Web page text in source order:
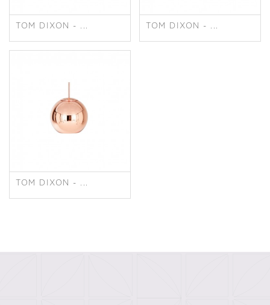
TOM DIXON - ... TOM DIXON - ...
TOM DIXON - ...